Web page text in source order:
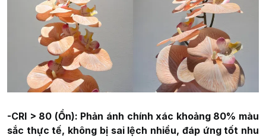
-CRI > 80 (Ổn): Phản ánh chính xác khoảng 80% màu
sắc thực tế, không bị sai lệch nhiều, đáp ứng tốt nhu